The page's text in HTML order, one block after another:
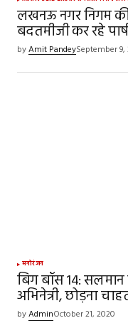
लखनऊ नगर निगम
बदतमीजी कर रहे
byAmit PandeySeptember 9,
मनोरंजन
बिग बॉस 14:
अभिनेत्री, छोड़ना
byAdminOctober 21, 2020